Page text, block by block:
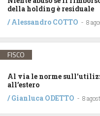
della holding è residuale
/Alessandro COTTO - 8
FISCO
Al via le norme
all’estero
/Gianluca ODETTO - 8